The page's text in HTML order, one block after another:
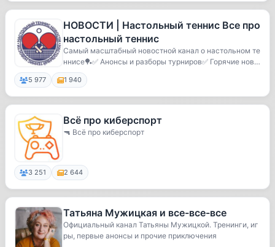
НОВОСТИ | Настольный теннис Все про
настольный теннис
Самый масштабный новостной канал о настольном те
ннисе🏓✅ Анонсы и разборы турниров✅ Горячие ново
ст...
5 977 1 940
Всё про киберспорт
🔫 Всё про киберспорт
3 251 2 644
Татьяна Мужицкая и все-все-все
Официальный канал Татьяны Мужицкой. Тренинги, иг
ры, первые анонсы и прочие приключения